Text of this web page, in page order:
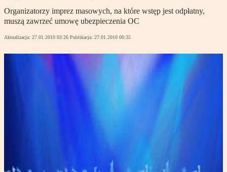
Organizatorzy imprez masowych, na które wstęp jest odpłatny,
muszą zawrzeć umowę ubezpieczenia OC
Aktualizacja: 27.01.2010 03:26 Publikacja: 27.01.2010 00:35